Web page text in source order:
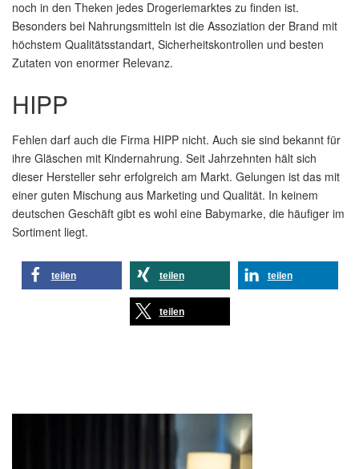
noch in den Theken jedes Drogeriemarktes zu finden ist.
Besonders bei Nahrungsmitteln ist die Assoziation der Brand mit
höchstem Qualitätsstandart, Sicherheitskontrollen und besten
Zutaten von enormer Relevanz.
HIPP
Fehlen darf auch die Firma HIPP nicht. Auch sie sind bekannt für
ihre Gläschen mit Kindernahrung. Seit Jahrzehnten hält sich
dieser Hersteller sehr erfolgreich am Markt. Gelungen ist das mit
einer guten Mischung aus Marketing und Qualität. In keinem
deutschen Geschäft gibt es wohl eine Babymarke, die häufiger im
Sortiment liegt.
teilen teilen teilen
teilen